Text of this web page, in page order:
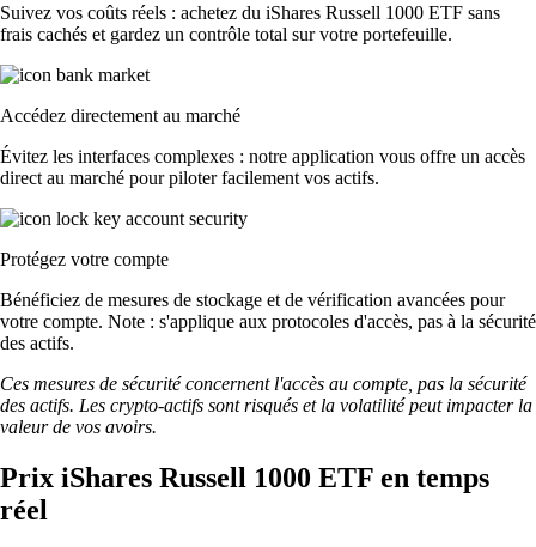
Suivez vos coûts réels : achetez du iShares Russell 1000 ETF sans
frais cachés et gardez un contrôle total sur votre portefeuille.
Accédez directement au marché
Évitez les interfaces complexes : notre application vous offre un accès
direct au marché pour piloter facilement vos actifs.
Protégez votre compte
Bénéficiez de mesures de stockage et de vérification avancées pour
votre compte. Note : s'applique aux protocoles d'accès, pas à la sécurité
des actifs.
Ces mesures de sécurité concernent l'accès au compte, pas la sécurité
des actifs. Les crypto-actifs sont risqués et la volatilité peut impacter la
valeur de vos avoirs.
Prix iShares Russell 1000 ETF en temps
réel